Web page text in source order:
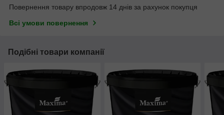
Повернення товару впродовж 14 днів за рахунок покупця
Всі умови повернення
Подібні товари компанії